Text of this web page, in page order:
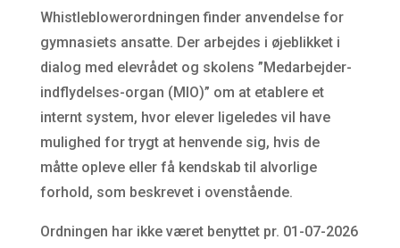
Whistleblowerordningen finder anvendelse for
gymnasiets ansatte. Der arbejdes i øjeblikket i
dialog med elevrådet og skolens ”Medarbejder-
indflydelses-organ (MIO)” om at etablere et
internt system, hvor elever ligeledes vil have
mulighed for trygt at henvende sig, hvis de
måtte opleve eller få kendskab til alvorlige
forhold, som beskrevet i ovenstående.
Ordningen har ikke været benyttet pr. 01-07-2026